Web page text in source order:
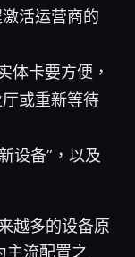
活运营商的
体卡要方便，
或重新等待
设备”，以及
越多的设备原
主流配置之